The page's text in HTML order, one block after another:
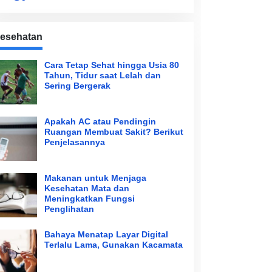
Cara Tetap Sehat hingga Usia 80
Tahun, Tidur saat Lelah dan
Sering Bergerak
Apakah AC atau Pendingin
Ruangan Membuat Sakit? Berikut
Penjelasannya
Makanan untuk Menjaga
Kesehatan Mata dan
Meningkatkan Fungsi
Penglihatan
Bahaya Menatap Layar Digital
Terlalu Lama, Gunakan Kacamata